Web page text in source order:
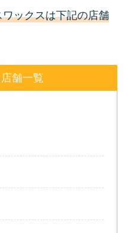
ックスは下記の店舗
舗一覧